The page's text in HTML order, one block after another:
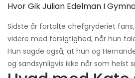
Hvor Gik Julian Edelman I
Sidste år fortalte chefgryderiet
videre med forsigtighed, når hun
Hun sagde også, at hun og
og sandsynligvis ikke når som helst